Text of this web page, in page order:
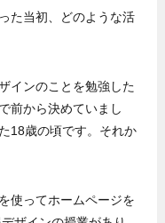
た当初、どのような活
インのことを勉強した
前から決めていまし
18歳の頃です。それか
使ってホームページを